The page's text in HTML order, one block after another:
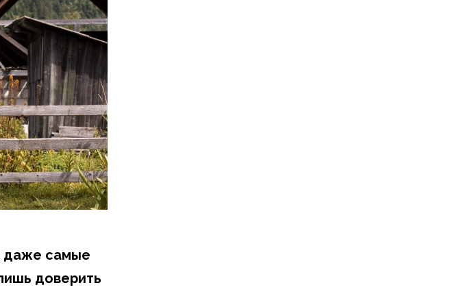
даже самые
доверить